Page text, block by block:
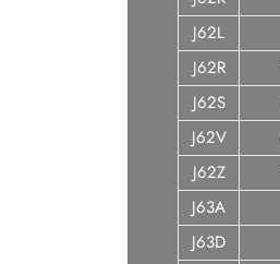
J62L
J62R
J62S
J62V
J62Z
J63A
J63D